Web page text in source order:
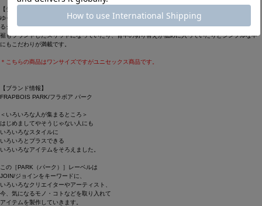
【デザイン】
ゆったりとした身頃にスッキリとした衿元、袖周りにはゆとりが有りながらも袖口がしっかり止ま
るシルエットでやや長めの袖をクシュっと着用出来てニュアンスを出せる点が◎。
裾もラウンドしたスリットになっていたり、背中の切り替えが低めに入っていたりとシンプルな中
にもこだわりが満載です。
＊こちらの商品はワンサイズですがユニセックス商品です。
【ブランド情報】
FRAPBOIS PARK/フラボア パーク
＜いろいろな人が集まるところ＞
はじめましてやそうじゃない人にも
いろいろなスタイルに
いろいろとプラスできる
いろいろなアイテムをそろえました。
この［PARK（パーク）］レーベルは
JOIN/ジョインをキーワードに、
いろいろなクリエイターやアーティスト、
今、気になるモノ・コトなどを取り入れて
アイテムを製作していきます。